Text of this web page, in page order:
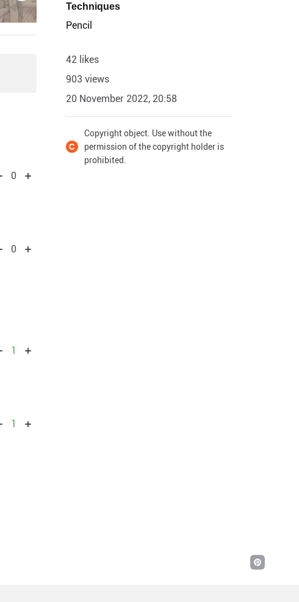
0
0
1
1
Techniques
Pencil
42 likes
903 views
20 November 2022, 20:58
Copyright object. Use without the
permission of the copyright holder is
prohibited.